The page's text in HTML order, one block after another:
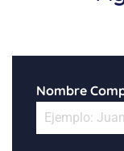
Nombre